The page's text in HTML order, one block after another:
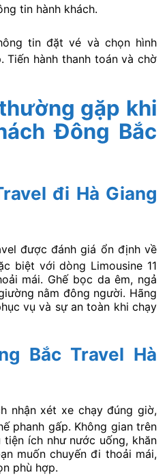
tin hành khách.
tin đặt vé và chọn hình
Tiến hành thanh toán và chờ
gặp khi
Đông Bắc
đi Hà Giang
được đánh giá ổn định về
biệt với dòng Limousine 11
mái. Ghế bọc da êm, ngả
nằm đông người. Hãng
vụ và sự an toàn khi chạy
Bắc Travel Hà
nhận xét xe chạy đúng giờ,
phanh gấp. Không gian trên
ích như nước uống, khăn
muốn chuyến đi thoải mái,
phù hợp.